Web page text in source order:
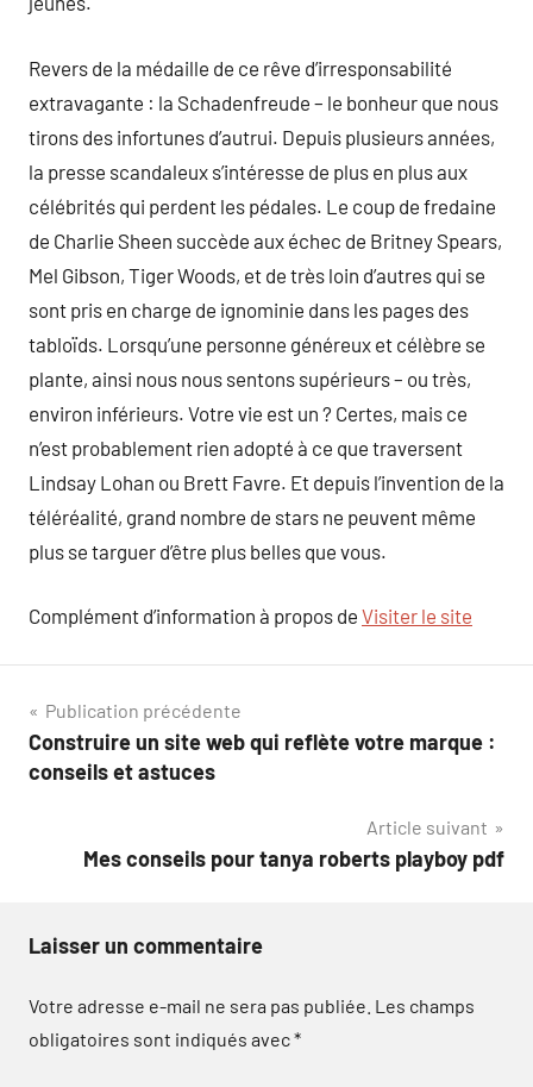
Revers de la médaille de ce rêve d’irresponsabilité
extravagante : la Schadenfreude – le bonheur que nous
tirons des infortunes d’autrui. Depuis plusieurs années,
la presse scandaleux s’intéresse de plus en plus aux
célébrités qui perdent les pédales. Le coup de fredaine
de Charlie Sheen succède aux échec de Britney Spears,
Mel Gibson, Tiger Woods, et de très loin d’autres qui se
sont pris en charge de ignominie dans les pages des
tabloïds. Lorsqu’une personne généreux et célèbre se
plante, ainsi nous nous sentons supérieurs – ou très,
environ inférieurs. Votre vie est un ? Certes, mais ce
n’est probablement rien adopté à ce que traversent
Lindsay Lohan ou Brett Favre. Et depuis l’invention de la
téléréalité, grand nombre de stars ne peuvent même
plus se targuer d’être plus belles que vous.
Complément d’information à propos de Visiter le site
Navigation
de
Publication précédente
Construire un site web qui reflète votre marque :
conseils et astuces
Article suivant
Mes conseils pour tanya roberts playboy pdf
Laisser un commentaire
Votre adresse e-mail ne sera pas publiée. Les champs
obligatoires sont indiqués avec*